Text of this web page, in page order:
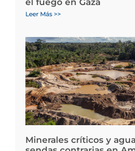
Leer Más >>
Minerales críticos y